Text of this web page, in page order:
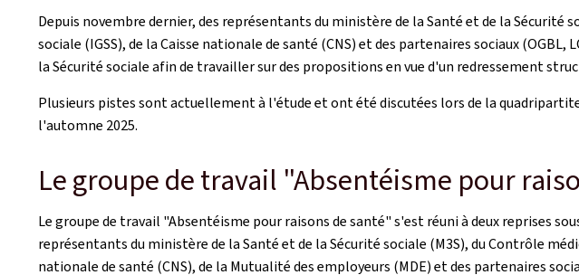
Depuis novembre dernier, des représentants du ministère de la Santé et de la
sociale (IGSS), de la Caisse nationale de santé (CNS) et des partenaires sociaux
la Sécurité sociale afin de travailler sur des propositions en vue d'un redressement
Plusieurs pistes sont actuellement à l'étude et ont été discutées lors de la
l'automne 2025.
Le groupe de travail "Absentéisme pour
Le groupe de travail "Absentéisme pour raisons de santé" s'est réuni à deux reprises
représentants du ministère de la Santé et de la Sécurité sociale (M3S), du Contrôle
nationale de santé (CNS), de la Mutualité des employeurs (MDE) et des partenaires